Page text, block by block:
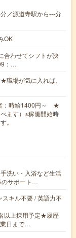
／源道寺駅から---分
OK
わせてシフトが決
：…
場が気に入れば、
：時給1400円～ ★
ます）※稼働開始時
。
洗い・入浴など生活
のサポート…
キル不要 / 英語力不
以上採用予定★履歴
日まで…